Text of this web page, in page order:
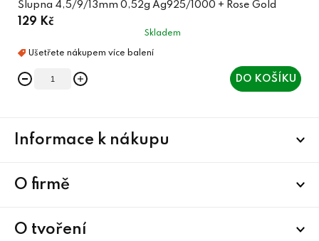
Šlupna 4,5/9/13mm 0,52g Ag925/1000 + Rose Gold
129 Kč
Skladem
DO KOŠÍKU
Informace k nákupu
O firmě
O tvoření